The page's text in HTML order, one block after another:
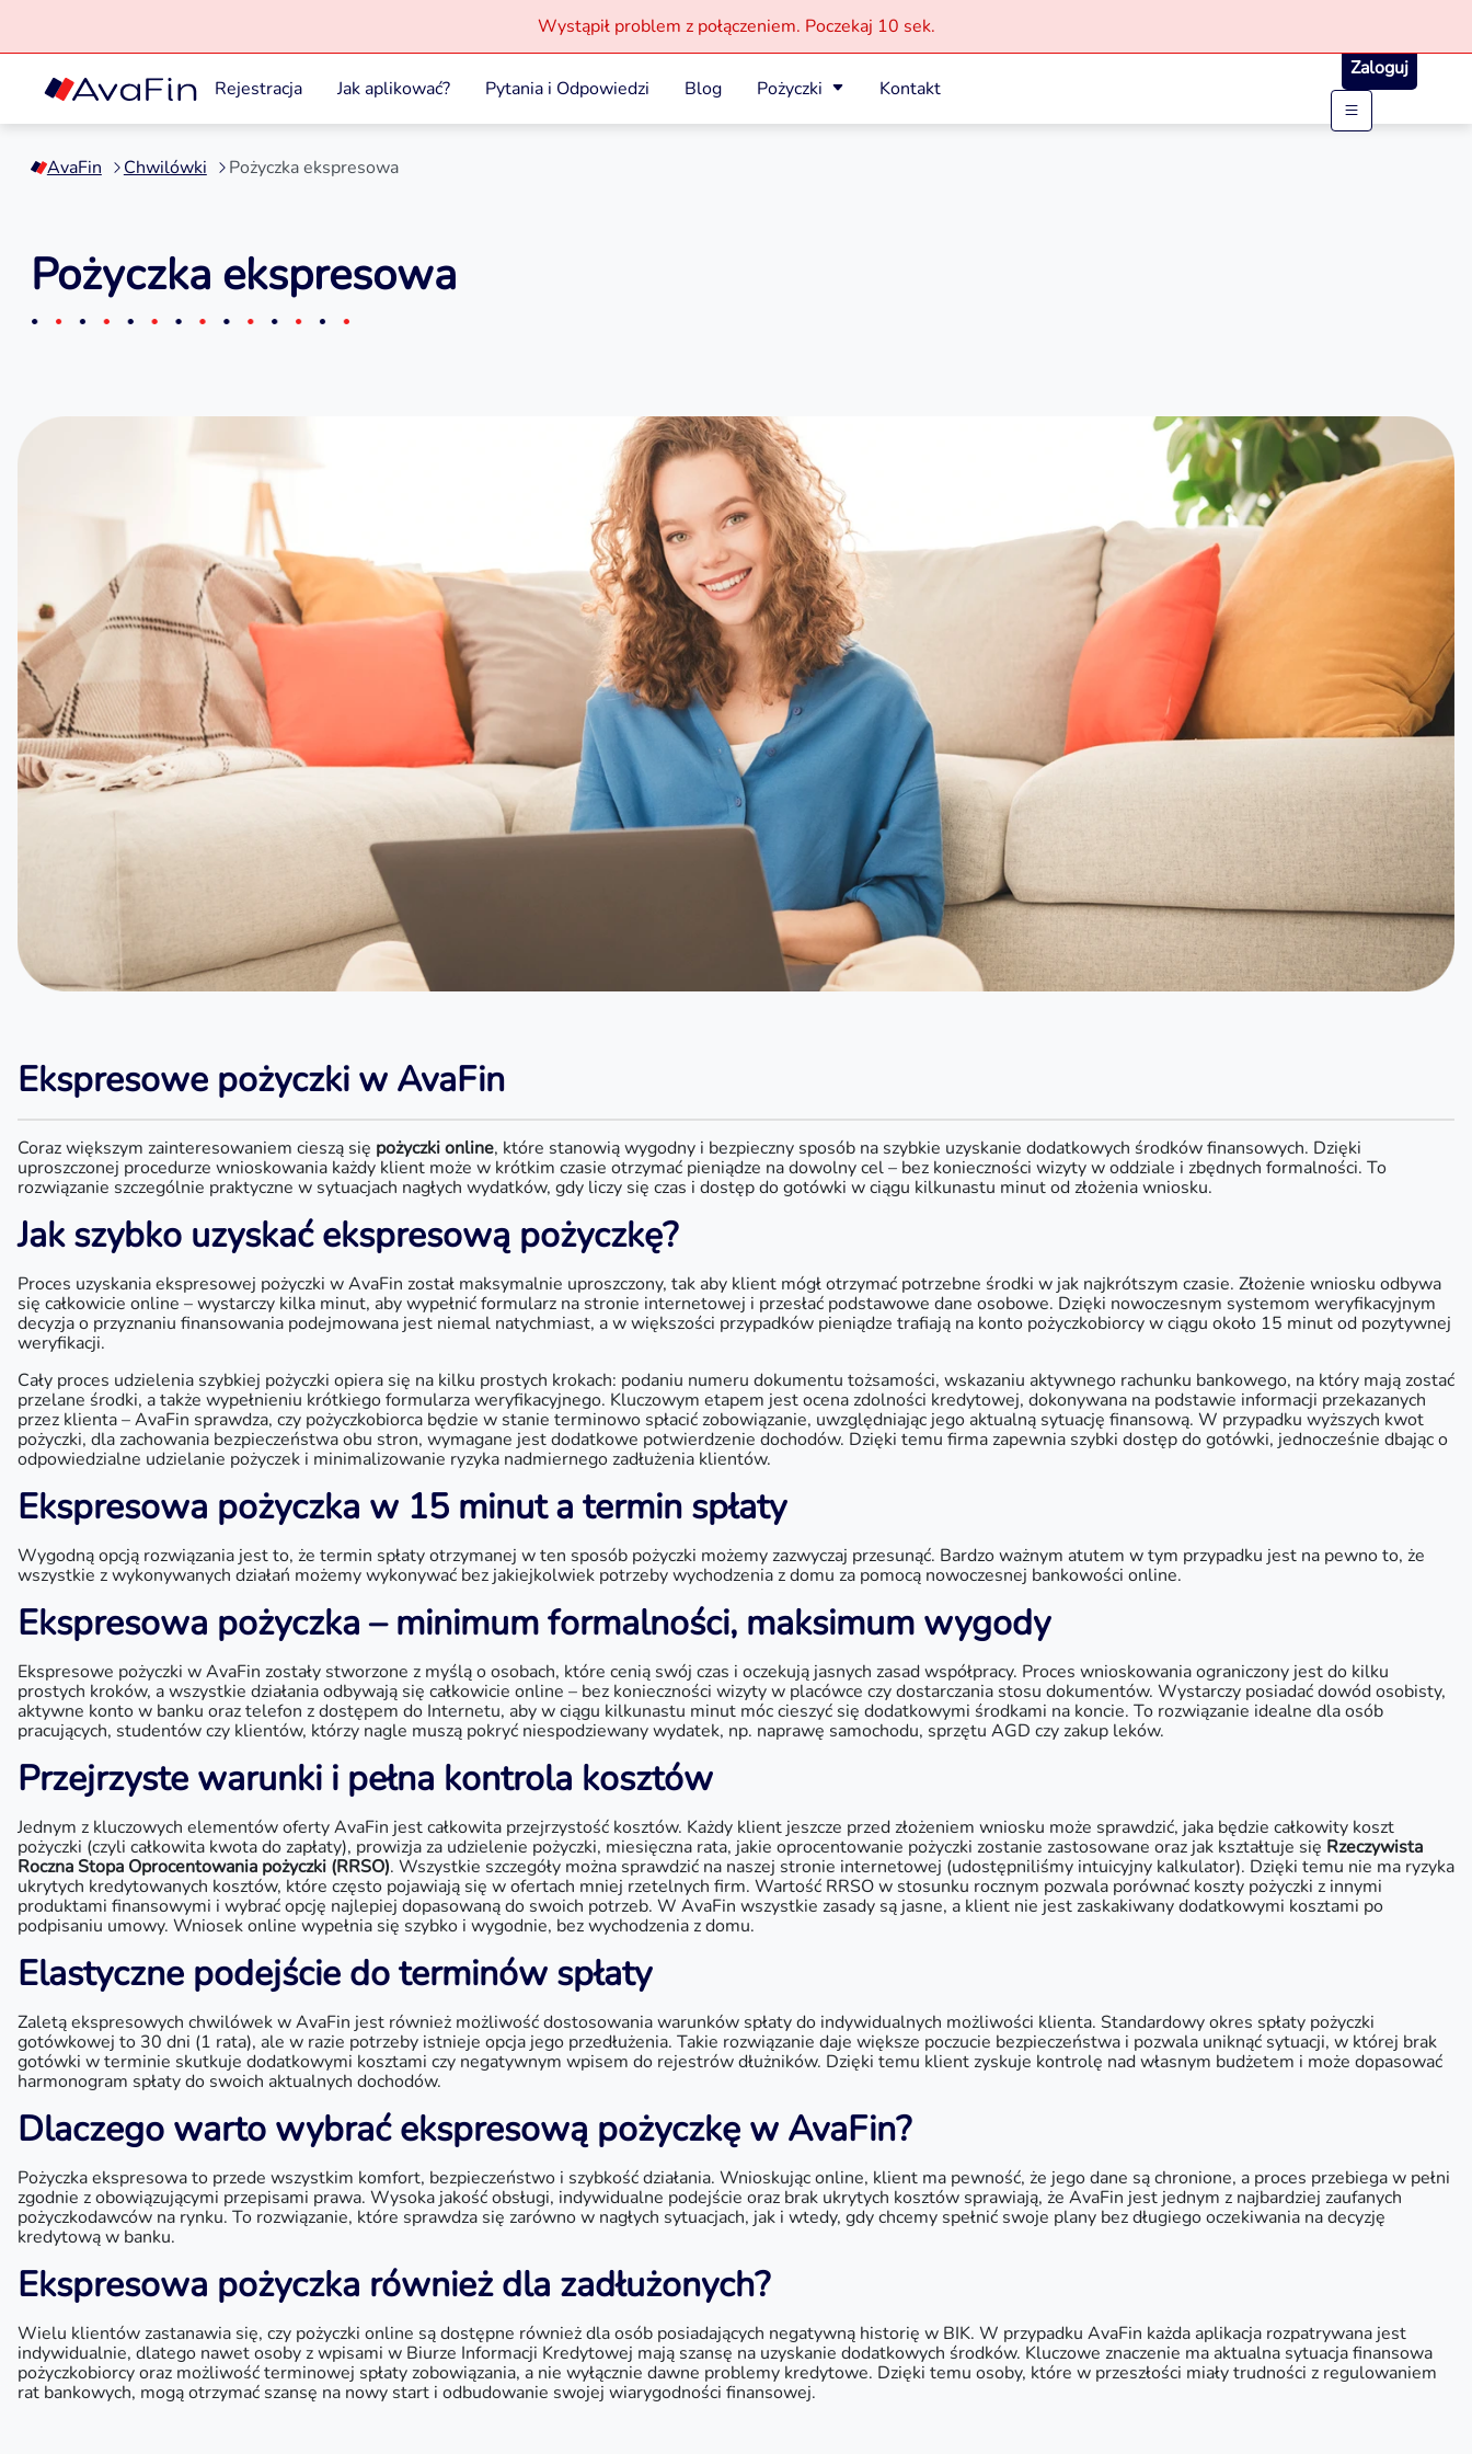
Przejdź
treści
Wystąpił problem z połączeniem. Poczekaj 10 sek.
Rejestracja Jak aplikować? Pytania i Odpowiedzi Blog Pożyczki Kontakt
Zaloguj
AvaFin Chwilówki Pożyczka ekspresowa
Pożyczka ekspresowa
Ekspresowe pożyczki w AvaFin
Coraz większym zainteresowaniem cieszą się pożyczki online, które stanowią wygodny i bezpieczny sposób na szybkie uzyskanie dodatkowych środków finansowych. Dzięki
uproszczonej procedurze wnioskowania każdy klient może w krótkim czasie otrzymać pieniądze na dowolny cel – bez konieczności wizyty w oddziale i zbędnych formalności. To
rozwiązanie szczególnie praktyczne w sytuacjach nagłych wydatków, gdy liczy się czas i dostęp do gotówki w ciągu kilkunastu minut od złożenia wniosku.
Jak szybko uzyskać ekspresową pożyczkę?
Proces uzyskania ekspresowej pożyczki w AvaFin został maksymalnie uproszczony, tak aby klient mógł otrzymać potrzebne środki w jak najkrótszym czasie. Złożenie wniosku odbywa
się całkowicie online – wystarczy kilka minut, aby wypełnić formularz na stronie internetowej i przesłać podstawowe dane osobowe. Dzięki nowoczesnym systemom weryfikacyjnym
decyzja o przyznaniu finansowania podejmowana jest niemal natychmiast, a w większości przypadków pieniądze trafiają na konto pożyczkobiorcy w ciągu około 15 minut od pozytywnej
weryfikacji.
Cały proces udzielenia szybkiej pożyczki opiera się na kilku prostych krokach: podaniu numeru dokumentu tożsamości, wskazaniu aktywnego rachunku bankowego, na który mają zostać
przelane środki, a także wypełnieniu krótkiego formularza weryfikacyjnego. Kluczowym etapem jest ocena zdolności kredytowej, dokonywana na podstawie informacji przekazanych
przez klienta – AvaFin sprawdza, czy pożyczkobiorca będzie w stanie terminowo spłacić zobowiązanie, uwzględniając jego aktualną sytuację finansową. W przypadku wyższych kwot
pożyczki, dla zachowania bezpieczeństwa obu stron, wymagane jest dodatkowe potwierdzenie dochodów. Dzięki temu firma zapewnia szybki dostęp do gotówki, jednocześnie dbając o
odpowiedzialne udzielanie pożyczek i minimalizowanie ryzyka nadmiernego zadłużenia klientów.
Ekspresowa pożyczka w 15 minut a termin spłaty
Wygodną opcją rozwiązania jest to, że termin spłaty otrzymanej w ten sposób pożyczki możemy zazwyczaj przesunąć. Bardzo ważnym atutem w tym przypadku jest na pewno to, że
wszystkie z wykonywanych działań możemy wykonywać bez jakiejkolwiek potrzeby wychodzenia z domu za pomocą nowoczesnej bankowości online.
Ekspresowa pożyczka – minimum formalności, maksimum wygody
Ekspresowe pożyczki w AvaFin zostały stworzone z myślą o osobach, które cenią swój czas i oczekują jasnych zasad współpracy. Proces wnioskowania ograniczony jest do kilku
prostych kroków, a wszystkie działania odbywają się całkowicie online – bez konieczności wizyty w placówce czy dostarczania stosu dokumentów. Wystarczy posiadać dowód osobisty,
aktywne konto w banku oraz telefon z dostępem do Internetu, aby w ciągu kilkunastu minut móc cieszyć się dodatkowymi środkami na koncie. To rozwiązanie idealne dla osób
pracujących, studentów czy klientów, którzy nagle muszą pokryć niespodziewany wydatek, np. naprawę samochodu, sprzętu AGD czy zakup leków.
Przejrzyste warunki i pełna kontrola kosztów
Jednym z kluczowych elementów oferty AvaFin jest całkowita przejrzystość kosztów. Każdy klient jeszcze przed złożeniem wniosku może sprawdzić, jaka będzie całkowity koszt
pożyczki (czyli całkowita kwota do zapłaty), prowizja za udzielenie pożyczki, miesięczna rata, jakie oprocentowanie pożyczki zostanie zastosowane oraz jak kształtuje się Rzeczywista
Roczna Stopa Oprocentowania pożyczki (RRSO). Wszystkie szczegóły można sprawdzić na naszej stronie internetowej (udostępniliśmy intuicyjny kalkulator). Dzięki temu nie ma ryzyka
ukrytych kredytowanych kosztów, które często pojawiają się w ofertach mniej rzetelnych firm. Wartość RRSO w stosunku rocznym pozwala porównać koszty pożyczki z innymi
produktami finansowymi i wybrać opcję najlepiej dopasowaną do swoich potrzeb. W AvaFin wszystkie zasady są jasne, a klient nie jest zaskakiwany dodatkowymi kosztami po
podpisaniu umowy. Wniosek online wypełnia się szybko i wygodnie, bez wychodzenia z domu.
Elastyczne podejście do terminów spłaty
Zaletą ekspresowych chwilówek w AvaFin jest również możliwość dostosowania warunków spłaty do indywidualnych możliwości klienta. Standardowy okres spłaty pożyczki
gotówkowej to 30 dni (1 rata), ale w razie potrzeby istnieje opcja jego przedłużenia. Takie rozwiązanie daje większe poczucie bezpieczeństwa i pozwala uniknąć sytuacji, w której brak
gotówki w terminie skutkuje dodatkowymi kosztami czy negatywnym wpisem do rejestrów dłużników. Dzięki temu klient zyskuje kontrolę nad własnym budżetem i może dopasować
harmonogram spłaty do swoich aktualnych dochodów.
Dlaczego warto wybrać ekspresową pożyczkę w AvaFin?
Pożyczka ekspresowa to przede wszystkim komfort, bezpieczeństwo i szybkość działania. Wnioskując online, klient ma pewność, że jego dane są chronione, a proces przebiega w pełni
zgodnie z obowiązującymi przepisami prawa. Wysoka jakość obsługi, indywidualne podejście oraz brak ukrytych kosztów sprawiają, że AvaFin jest jednym z najbardziej zaufanych
pożyczkodawców na rynku. To rozwiązanie, które sprawdza się zarówno w nagłych sytuacjach, jak i wtedy, gdy chcemy spełnić swoje plany bez długiego oczekiwania na decyzję
kredytową w banku.
Ekspresowa pożyczka również dla zadłużonych?
Wielu klientów zastanawia się, czy pożyczki online są dostępne również dla osób posiadających negatywną historię w BIK. W przypadku AvaFin każda aplikacja rozpatrywana jest
indywidualnie, dlatego nawet osoby z wpisami w Biurze Informacji Kredytowej mają szansę na uzyskanie dodatkowych środków. Kluczowe znaczenie ma aktualna sytuacja finansowa
pożyczkobiorcy oraz możliwość terminowej spłaty zobowiązania, a nie wyłącznie dawne problemy kredytowe. Dzięki temu osoby, które w przeszłości miały trudności z regulowaniem
rat bankowych, mogą otrzymać szansę na nowy start i odbudowanie swojej wiarygodności finansowej.